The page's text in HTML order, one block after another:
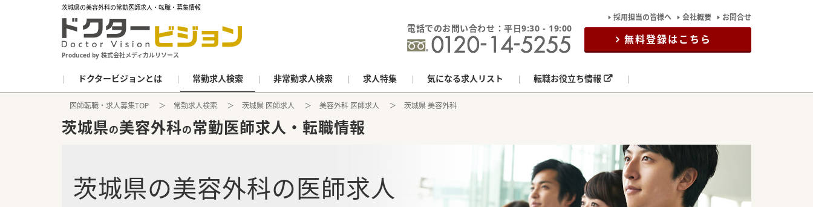
茨城県の美容外科の常勤医師求人・転職・募集情報
Produced by 株式会社メディカルリソース
電話でのお問い合わせ：平日9:30 - 19:00
採用担当の皆様へ 会社概要 お問合せ
無料登録はこちら
ドクタービジョンとは 常勤求人検索 非常勤求人検索 求人特集 気になる求人リスト 転職お役立ち情報
医師転職・求人募集TOP 常勤求人検索 茨城県 医師求人 美容外科 医師求人 茨城県 美容外科
茨城県の美容外科の常勤医師求人・転職情報
茨城県の美容外科の医師求人